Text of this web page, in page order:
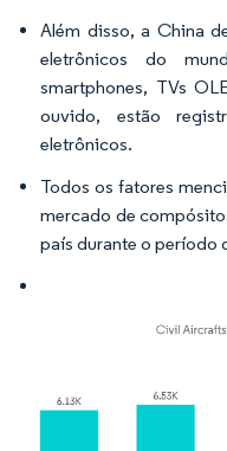
Além disso, a China
eletrônicos do
smartphones, TVs
ouvido, estão
eletrônicos.
Todos os fatores
mercado de
país durante o período